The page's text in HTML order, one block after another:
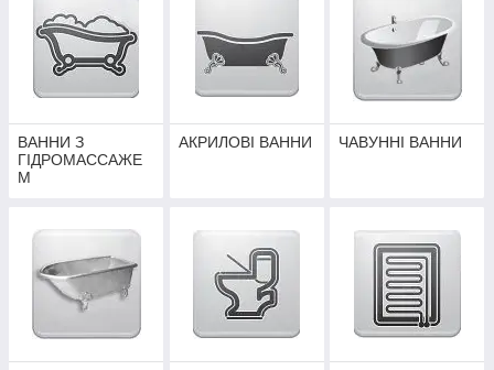
ВАННИ З
ГІДРОМАССАЖЕ
М
АКРИЛОВІ ВАННИ ЧАВУННІ ВАННИ